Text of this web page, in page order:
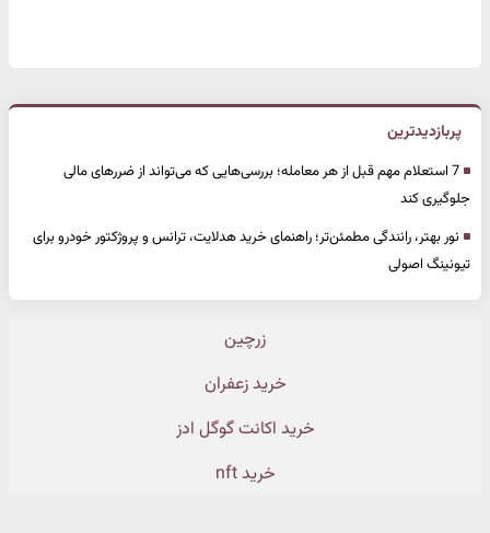
پربازدیدترین
7 استعلام مهم قبل از هر معامله؛ بررسی‌هایی که می‌تواند از ضررهای مالی
جلوگیری کند
نور بهتر، رانندگی مطمئن‌تر؛ راهنمای خرید هدلایت، ترانس و پروژکتور خودرو برای
تیونینگ اصولی
زرچین
خرید زعفران
خرید اکانت گوگل ادز
خرید nft